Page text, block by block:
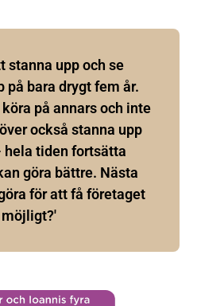
upp och se
på bara drygt fem år.
på annars och inte
också stanna upp
hela tiden fortsätta
göra bättre. Nästa
för att få företaget
möjligt?'